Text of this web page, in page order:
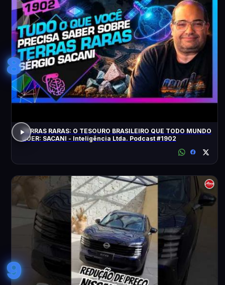
8
TERRAS RARAS: O TESOURO BRASILEIRO QUE TODO MUNDO
QUER: SACANI - Inteligência Ltda. Podcast #1902
9